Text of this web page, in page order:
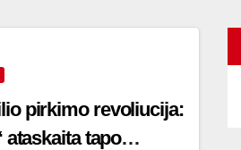
pirkimo revoliucija:
ataskaita tapo